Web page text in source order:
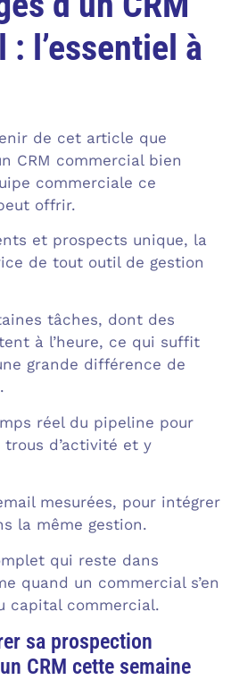
l’essentiel à
de cet article que
CRM commercial bien
commerciale ce
offrir.
et prospects unique, la
de tout outil de gestion
tâches, dont des
à l’heure, ce qui suffit
grande différence de
réel du pipeline pour
d’activité et y
mesurées, pour intégrer
la même gestion.
qui reste dans
quand un commercial s’en
capital commercial.
sa prospection
CRM cette semaine